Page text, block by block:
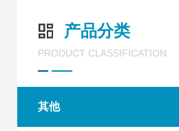
产品分类
PRODUCT CLASSIFICATION
其他